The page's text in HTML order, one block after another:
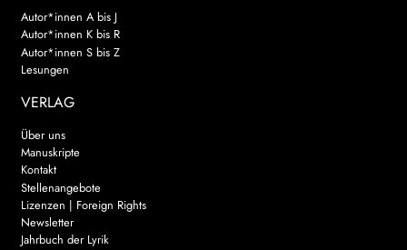
Autor*innen A bis J
Autor*innen K bis R
Autor*innen S bis Z
Lesungen
VERLAG
Über uns
Manuskripte
Kontakt
Stellenangebote
Lizenzen | Foreign Rights
Newsletter
Jahrbuch der Lyrik